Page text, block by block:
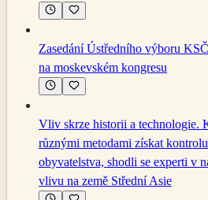
Zasedání Ústředního výboru
na moskevském kongresu
Vliv skrze historii a technologie.
různými metodami získat
obyvatelstva, shodli se experti v
vlivu na země Střední Asie